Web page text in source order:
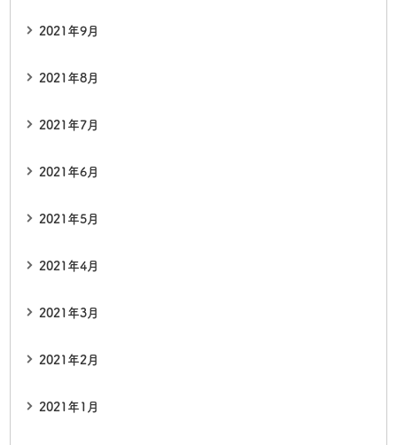
2021年9月
2021年8月
2021年7月
2021年6月
2021年5月
2021年4月
2021年3月
2021年2月
2021年1月